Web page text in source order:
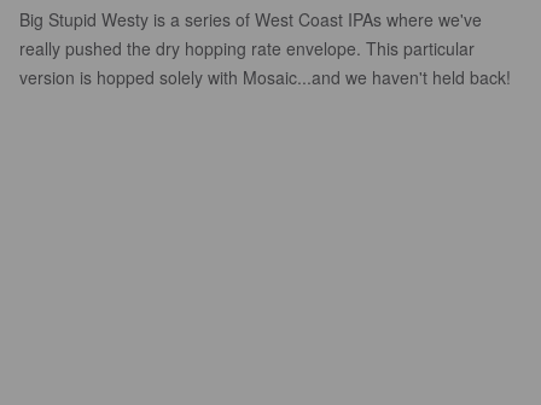
Big Stupid Westy is a series of West Coast IPAs where we've
really pushed the dry hopping rate envelope. This particular
version is hopped solely with Mosaic...and we haven't held back!